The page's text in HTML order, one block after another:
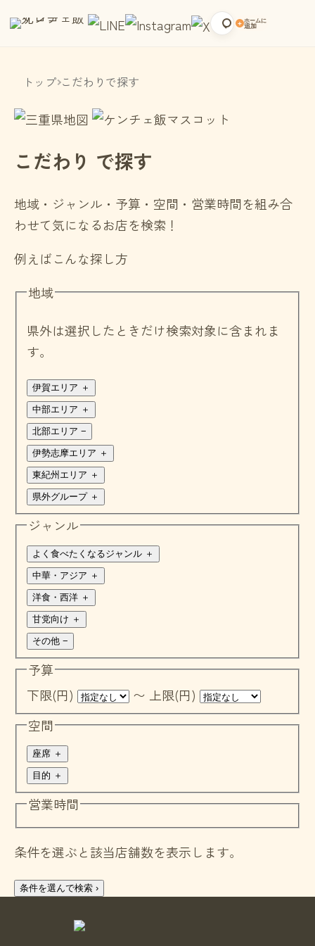
+ ホームに
追加
トップ こだわりで探す
こだわり で探す
地域・ジャンル・予算・空間・営業時間を組み合
わせて気になるお店を検索！
例えばこんな探し方
地域
県外は選択したときだけ検索対象に含まれま
す。
伊賀エリア ＋
中部エリア ＋
北部エリア −
伊勢志摩エリア ＋
東紀州エリア ＋
県外グループ ＋
ジャンル
よく食べたくなるジャンル ＋
中華・アジア ＋
洋食・西洋 ＋
甘党向け ＋
その他 −
予算
下限(円)
〜 上限(円)
空間
座席 ＋
目的 ＋
営業時間
条件を選ぶと該当店舗数を表示します。
条件を選んで検索 ›